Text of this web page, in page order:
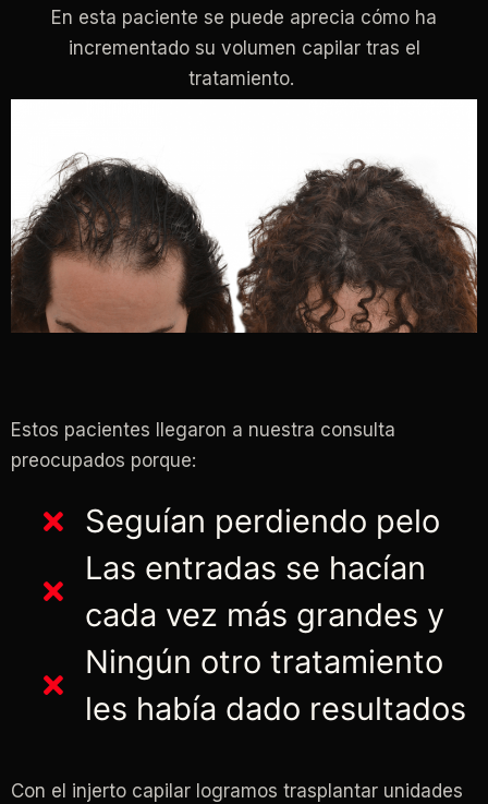
En esta paciente se puede aprecia cómo ha
incrementado su volumen capilar tras el
tratamiento.
Estos pacientes llegaron a nuestra consulta
preocupados porque:
Seguían perdiendo pelo
Las entradas se hacían
cada vez más grandes y
Ningún otro tratamiento
les había dado resultados
Con el injerto capilar logramos trasplantar unidades